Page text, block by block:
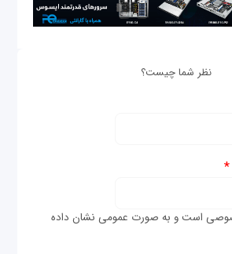
نظر شما چیست؟
*
است و به صورت عمومی نشان داده